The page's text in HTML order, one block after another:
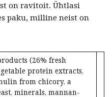
on ravitoit. Ühtlasi
paku, milline neist on
(26% fresh
protein extracts,
from chicory, a
minerals, mannan-